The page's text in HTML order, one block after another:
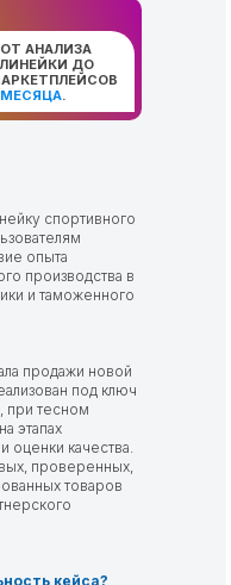
спортивного
опыта
производства в
и таможенного
продажи новой
под ключ
при тесном
этапах
оценки качества.
проверенных,
товаров
кейса?
АНАЛИЗА
ДО
МЕСЯЦА.